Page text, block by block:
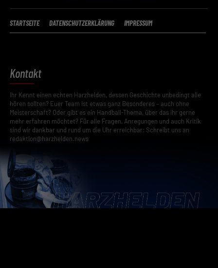
STARTSEITE DATENSCHUTZERKLÄRUNG IMPRESSUM
Kontakt
Ihr Kennt einen echten Harzhelden, dessen Geschichte unbedingt alle
hören sollten? Euer Team ist etwas ganz Besonderes – auch ohne
Meisterschaft? Oder gibt es ein Handball-Thema, über das ihr gerne
mehr erfahren möchtet? Für alle Fragen, Anregungen und auch Kritik
sind wir dankbar und rund um die Uhr erreichbar: Schreibt uns an
redaktion@harzhelden.news